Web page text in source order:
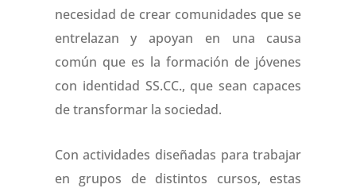
necesidad de crear comunidades que se
entrelazan y apoyan en una causa
común que es la formación de jóvenes
con identidad SS.CC., que sean capaces
de transformar la sociedad.
Con actividades diseñadas para trabajar
en grupos de distintos cursos, estas